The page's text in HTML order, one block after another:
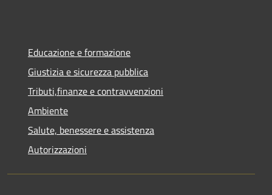
Educazione e formazione
Giustizia e sicurezza pubblica
Tributi,finanze e contravvenzioni
Ambiente
Salute, benessere e assistenza
Autorizzazioni